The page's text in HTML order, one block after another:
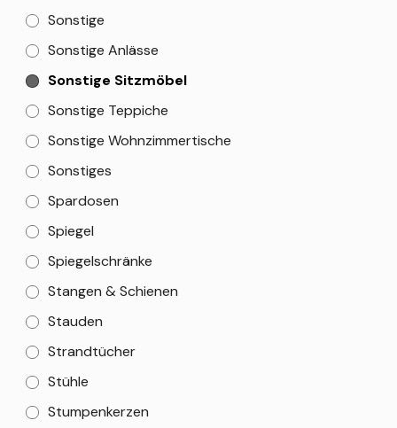
Sonstige
Sonstige Anlässe
Sonstige Sitzmöbel
Sonstige Teppiche
Sonstige Wohnzimmertische
Sonstiges
Spardosen
Spiegel
Spiegelschränke
Stangen & Schienen
Stauden
Strandtücher
Stühle
Stumpenkerzen